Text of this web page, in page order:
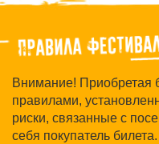
Внимание! Приобретая
правилами,
риски, связанные с
себя покупатель